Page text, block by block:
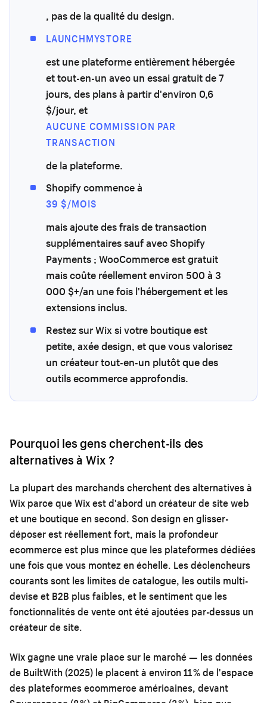
, pas de la qualité du design.
LAUNCHMYSTORE
est une plateforme entièrement hébergée
et tout-en-un avec un essai gratuit de 7
jours, des plans à partir d'environ 0,6
$/jour, et
AUCUNE COMMISSION PAR
TRANSACTION
de la plateforme.
Shopify commence à
39 $/MOIS
mais ajoute des frais de transaction
supplémentaires sauf avec Shopify
Payments ; WooCommerce est gratuit
mais coûte réellement environ 500 à 3
000 $+/an une fois l'hébergement et les
extensions inclus.
Restez sur Wix si votre boutique est
petite, axée design, et que vous valorisez
un créateur tout-en-un plutôt que des
outils ecommerce approfondis.
Pourquoi les gens cherchent-ils des
alternatives à Wix ?
La plupart des marchands cherchent des alternatives à
Wix parce que Wix est d'abord un créateur de site web
et une boutique en second. Son design en glisser-
déposer est réellement fort, mais la profondeur
ecommerce est plus mince que les plateformes dédiées
une fois que vous montez en échelle. Les déclencheurs
courants sont les limites de catalogue, les outils multi-
devise et B2B plus faibles, et le sentiment que les
fonctionnalités de vente ont été ajoutées par-dessus un
créateur de site.
Wix gagne une vraie place sur le marché — les données
de BuiltWith (2025) le placent à environ 11 % de l'espace
des plateformes ecommerce américaines, devant